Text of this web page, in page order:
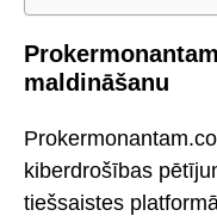
maldināšanu
kiberdrošības
tiešsaistes